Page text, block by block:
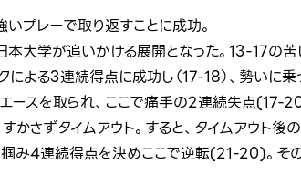
いプレーで取り返すことに成功。
本大学が追いかける展開となった。13-17の
による3連続得点に成功し（17-18）、勢いに
ースを取られ、ここで痛手の2連続失点(17-
かさずタイムアウト。すると、タイムアウト
掴み4連続得点を決めここで逆転(21-20)。そ